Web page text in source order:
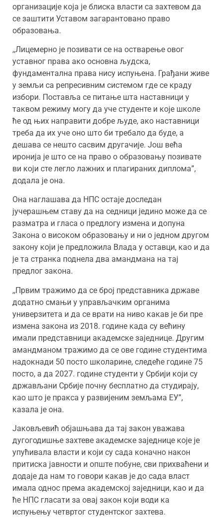
организације која је блиска власти са захтевом да
се заштити Уставом загарантовано право
образовања.
,,Лицемерно је позивати се на остварење овог
уставног права ако основна људска,
фундаментална права нису испуњена. Грађани живе
у земљи са репресивним системом где се краду
избори. Поставља се питање шта наставници у
таквом режиму могу да уче студенте и које школе
ће од њих направити добре људе, ако наставници
треба да их уче оно што би требало да буде, а
дешава се нешто сасвим другачије. Још већа
иронија је што се на право о образовању позивате
ви који сте легло лажних и плагираних диплома”,
додала је она.
Она наглашава да НПС остаје доследан
јучерашњем ставу да на седници једино може да се
разматра и гласа о предлогу измена и допуна
Закона о високом образовању и ни о једном другом
закону који је предложила Влада у оставци, као и да
је та странка поднела два амандмана на тај
предлог закона.
,,Првим тражимо да се број представника државе
додатно смањи у управљачким органима
универзитета и да се врати на ниво какав је би пре
измена закона из 2018. године када су већину
имали представници академске заједнице. Другим
амандманом тражимо да се ове године студентима
надокнади 50 посто школарине, следеће године 75
посто, а да 2027. године студенти у Србији који су
држављани Србије почну бесплатно да студирају,
као што је пракса у развијеним земљама ЕУ”,
казала је она.
Јаковљевић објашњава да тај закон уважава
дугогодишње захтеве академске заједнице које је
упућивала власти и који су сада коначно након
притиска јавности и опште побуне, сви прихваћени и
додаје да нам то говори какав је до сада власт
имала однос према академској заједници, као и да
ће НПС гласати за овај закон који води ка
испуњењу четвртог студентског захтева.